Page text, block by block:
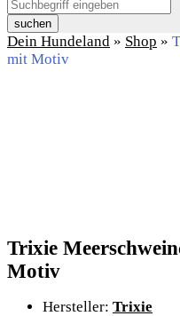
suchen
Dein Hundeland » Shop »
mit Motiv
Trixie
Motiv
Hersteller: Trixie